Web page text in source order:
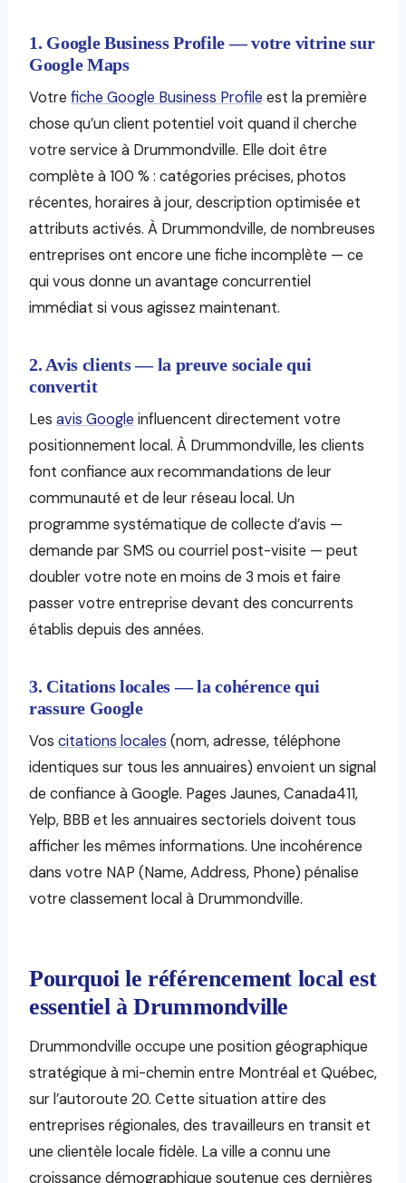
1. Google Business Profile — votre vitrine sur
Google Maps
Votre fiche Google Business Profile est la première
chose qu’un client potentiel voit quand il cherche
votre service à Drummondville. Elle doit être
complète à 100 % : catégories précises, photos
récentes, horaires à jour, description optimisée et
attributs activés. À Drummondville, de nombreuses
entreprises ont encore une fiche incomplète — ce
qui vous donne un avantage concurrentiel
immédiat si vous agissez maintenant.
2. Avis clients — la preuve sociale qui
convertit
Les avis Google influencent directement votre
positionnement local. À Drummondville, les clients
font confiance aux recommandations de leur
communauté et de leur réseau local. Un
programme systématique de collecte d’avis —
demande par SMS ou courriel post-visite — peut
doubler votre note en moins de 3 mois et faire
passer votre entreprise devant des concurrents
établis depuis des années.
3. Citations locales — la cohérence qui
rassure Google
Vos citations locales (nom, adresse, téléphone
identiques sur tous les annuaires) envoient un signal
de confiance à Google. Pages Jaunes, Canada411,
Yelp, BBB et les annuaires sectoriels doivent tous
afficher les mêmes informations. Une incohérence
dans votre NAP (Name, Address, Phone) pénalise
votre classement local à Drummondville.
Pourquoi le référencement local est
essentiel à Drummondville
Drummondville occupe une position géographique
stratégique à mi-chemin entre Montréal et Québec,
sur l’autoroute 20. Cette situation attire des
entreprises régionales, des travailleurs en transit et
une clientèle locale fidèle. La ville a connu une
croissance démographique soutenue ces dernières